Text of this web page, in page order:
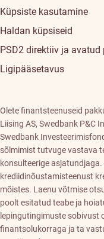
Küpsiste kasutamine
Haldan küpsiseid
PSD2 direktiiv ja avatud
Ligipääsetavus
Olete finantsteenuseid
Liising AS, Swedbank P&C
Swedbank
sõlmimist tutvuge vastava
konsulteerige asjatundjaga.
krediidinõustamisteenust
mõistes. Laenu võtmise
poolt esitatud teabe ja
lepingutingimuste sobivust
finantsolukorraga ja ta